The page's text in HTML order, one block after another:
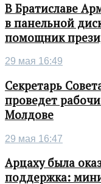
В Братиславе
в панельной
помощник
29 мая 16:49
Секретарь
проведет
Молдове
29 мая 16:47
Арцаху была
поддержка: